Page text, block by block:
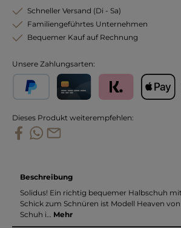
Schneller Versand (Di - Sa)
Familiengeführtes Unternehmen
Bequemer Kauf auf Rechnung
Unsere Zahlungsarten:
Dieses Produkt weiterempfehlen:
Beschreibung
Solidus! Ein richtig bequemer Halbschuh
Schick zum Schnüren ist Modell Heaven von
Schuh i… Mehr